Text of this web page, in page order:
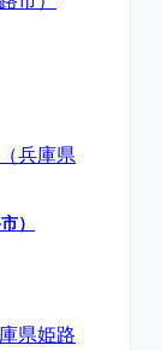
）